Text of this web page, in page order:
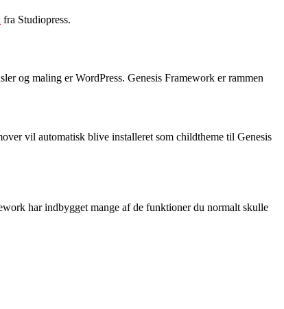
fra Studiopress.
og maling er WordPress. Genesis Framework er rammen
vil automatisk blive installeret som childtheme til Genesis
har indbygget mange af de funktioner du normalt skulle